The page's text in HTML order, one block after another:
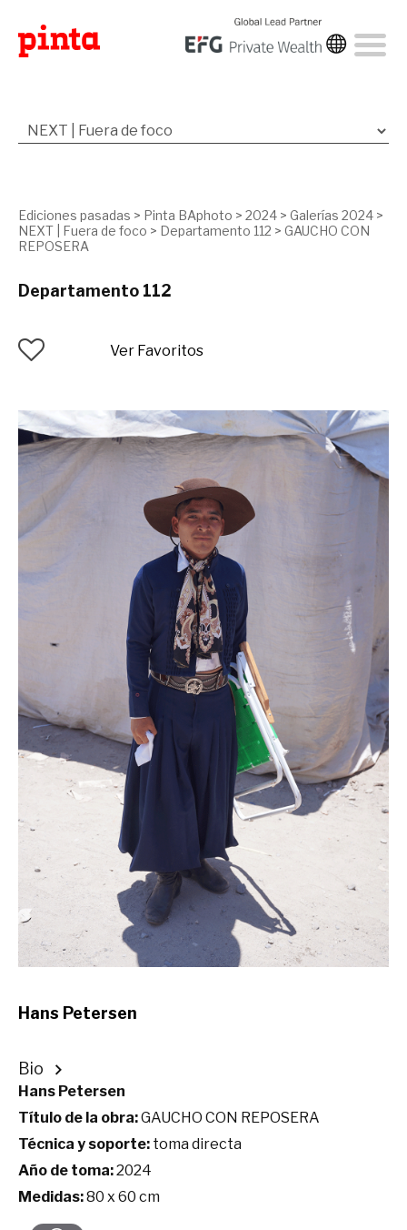
Ediciones pasadas > Pinta BAphoto > 2024 > Galerías 2024 >
NEXT | Fuera de foco > Departamento 112 > GAUCHO CON
REPOSERA
Departamento 112
Ver Favoritos
Hans Petersen
Bio
Hans Petersen
Título de la obra:GAUCHO CON REPOSERA
Técnica y soporte: toma directa
Año de toma:2024
Medidas:80 x 60 cm